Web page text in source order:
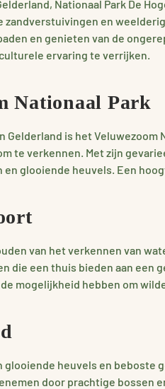
Nationaal Park De
en
en genieten van de
ervaring te verrijken.
Nationaal Park
Gelderland is het
te verkennen. Met zijn
en glooiende heuvels. Een
van het verkennen van
die een thuis bieden aan een
mogelijkheid hebben om
glooiende heuvels en
door prachtige bossen